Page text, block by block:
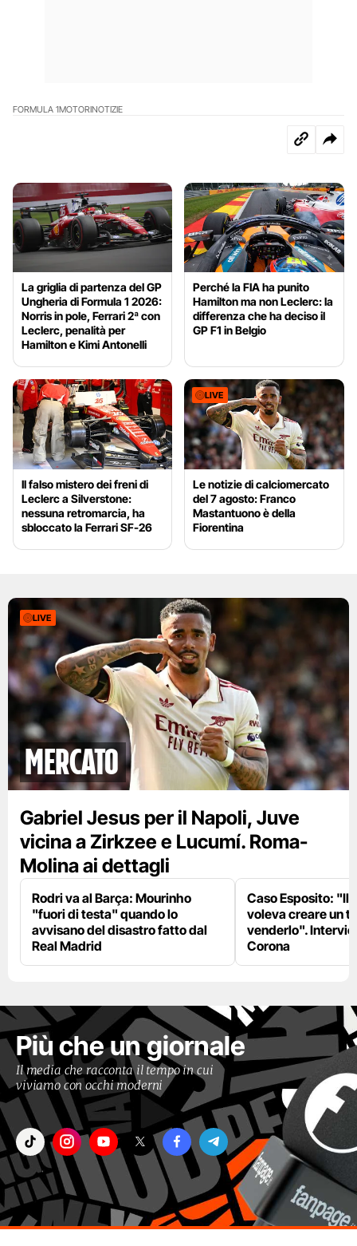
FORMULA 1MOTORINOTIZIE
La griglia di partenza del GP
Ungheria di Formula 1 2026:
Norris in pole, Ferrari 2ª con
Leclerc, penalità per
Hamilton e Kimi Antonelli
Perché la FIA ha punito
Hamilton ma non Leclerc: la
differenza che ha deciso il
GP F1 in Belgio
Il falso mistero dei freni di
Leclerc a Silverstone:
nessuna retromarcia, ha
sbloccato la Ferrari SF-26
LIVE
Le notizie di calciomercato
del 7 agosto: Franco
Mastantuono è della
Fiorentina
LIVE
mercato
Gabriel Jesus per il Napoli, Juve
vicina a Zirkzee e Lucumí. Roma-
Molina ai dettagli
Rodri va al Barça: Mourinho
"fuori di testa" quando lo
avvisano del disastro fatto dal
Real Madrid
Caso Esposito: "Il
voleva creare un
venderlo".
Corona
Più che un giornale
Il media che racconta il tempo in cui
viviamo con occhi moderni